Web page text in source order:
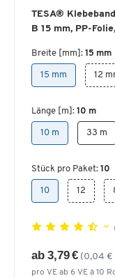
TESA®
B 15 mm, PP-
Breite [mm]: 15 mm
15 mm 12
Länge [m]: 10 m
10 m 33 m
Stück pro Paket: 10
10 12
ab 3,79 € (0,04 €
pro VE ab 6 VE à 10